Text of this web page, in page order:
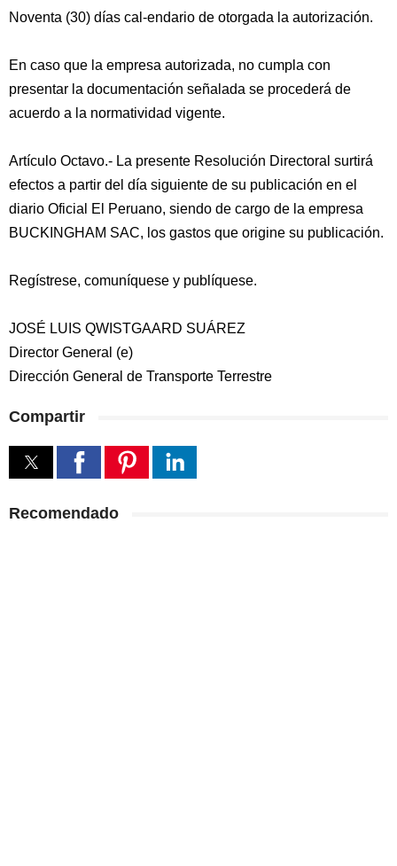
Noventa (30) días cal-endario de otorgada la autorización.
En caso que la empresa autorizada, no cumpla con
presentar la documentación señalada se procederá de
acuerdo a la normatividad vigente.
Artículo Octavo.- La presente Resolución Directoral surtirá
efectos a partir del día siguiente de su publicación en el
diario Oficial El Peruano, siendo de cargo de la empresa
BUCKINGHAM SAC, los gastos que origine su publicación.
Regístrese, comuníquese y publíquese.
JOSÉ LUIS QWISTGAARD SUÁREZ
Director General (e)
Dirección General de Transporte Terrestre
Compartir
Recomendado